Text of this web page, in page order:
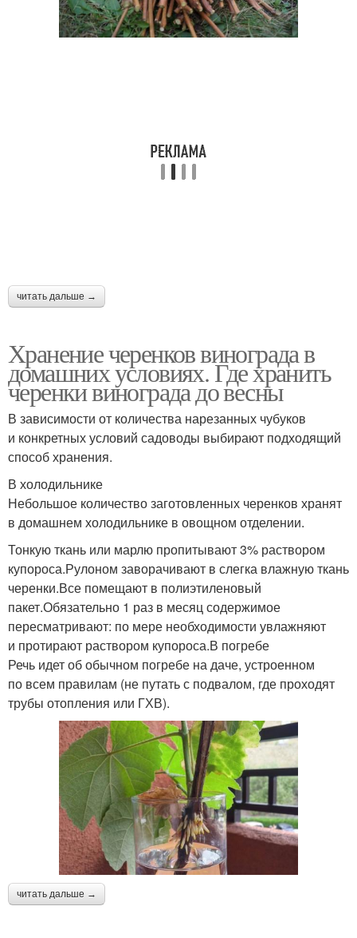
читать дальше →
Хранение черенков винограда в
домашних условиях. Где хранить
черенки винограда до весны
В зависимости от количества нарезанных чубуков
и конкретных условий садоводы выбирают подходящий
способ хранения.
В холодильнике
Небольшое количество заготовленных черенков хранят
в домашнем холодильнике в овощном отделении.
Тонкую ткань или марлю пропитывают 3% раствором
купороса.Рулоном заворачивают в слегка влажную ткань
черенки.Все помещают в полиэтиленовый
пакет.Обязательно 1 раз в месяц содержимое
пересматривают: по мере необходимости увлажняют
и протирают раствором купороса.В погребе
Речь идет об обычном погребе на даче, устроенном
по всем правилам (не путать с подвалом, где проходят
трубы отопления или ГХВ).
читать дальше →